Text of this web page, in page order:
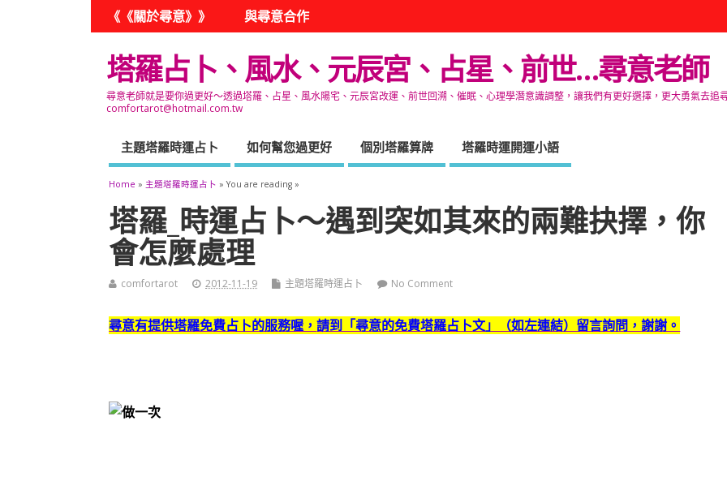
《《關於尋意》》 與尋意合作
塔羅占卜、風水、元辰宮、占星、前世…尋意老師
尋意老師就是要你過更好～透過塔羅、占星、風水陽宅、元辰宮改運、前世回溯、催眠、心理學潛意識調整，讓我們有更好選擇，更大勇氣去
comfortarot@hotmail.com.tw
主題塔羅時運占卜 如何幫您過更好 個別塔羅算牌 塔羅時運開運小語
Home » 主題塔羅時運占卜 » You are reading »
塔羅_時運占卜～遇到突如其來的兩難抉擇，你
會怎麼處理
comfortarot 2012-11-19 主題塔羅時運占卜 No Comment
尋意有提供塔羅免費占卜的服務喔，請到「尋意的免費塔羅占卜文」（如左連結）留言詢問，謝謝。